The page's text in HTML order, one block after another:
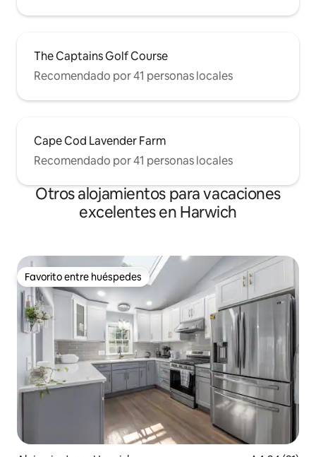
The Captains Golf Course
Recomendado por 41 personas locales
Cape Cod Lavender Farm
Recomendado por 41 personas locales
Otros alojamientos para vacaciones
excelentes en Harwich
Favorito entre huéspedes
Favorito entre huéspedes